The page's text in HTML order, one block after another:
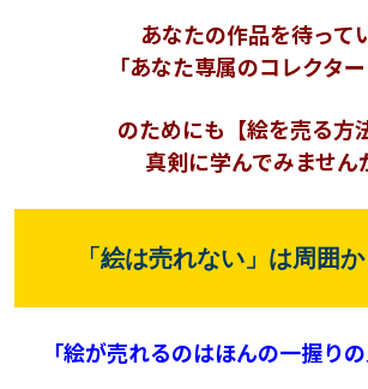
あなたの作品を待って
「あなた専属のコレクター
のためにも 【絵を売る方
真剣に学んでみません
「絵は売れない」は周囲
「絵が売れるのはほんの一握り